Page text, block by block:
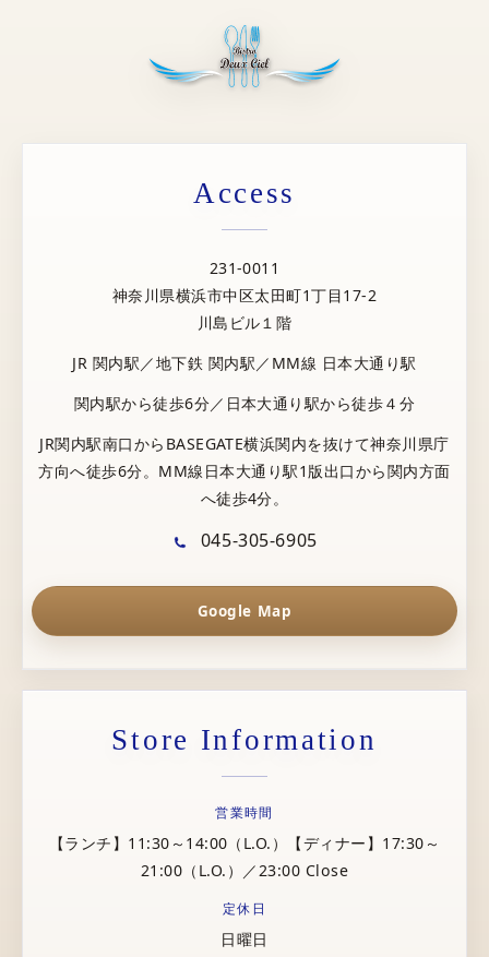
Access
231-0011
神奈川県横浜市中区太田町1丁目17-2
川島ビル１階
JR 関内駅／地下鉄 関内駅／MM線 日本大通り駅
関内駅から徒歩6分／日本大通り駅から徒歩４分
JR関内駅南口からBASEGATE横浜関内を抜けて神奈川県庁
方向へ徒歩6分。MM線日本大通り駅1版出口から関内方面
へ徒歩4分。
045-305-6905
Google Map
Store Information
営業時間
【ランチ】11:30～14:00（L.O.）【ディナー】17:30～
21:00（L.O.）／23:00 Close
定休日
日曜日